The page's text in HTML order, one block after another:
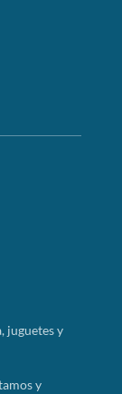
juguetes y
y